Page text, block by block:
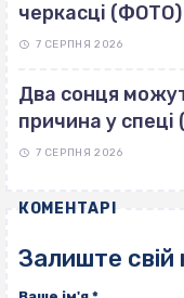
черкасці (ФОТО)
7 СЕРПНЯ 2026
Два сонця
причина у
7 СЕРПНЯ 2026
КОМЕНТАРІ
Залиште свій